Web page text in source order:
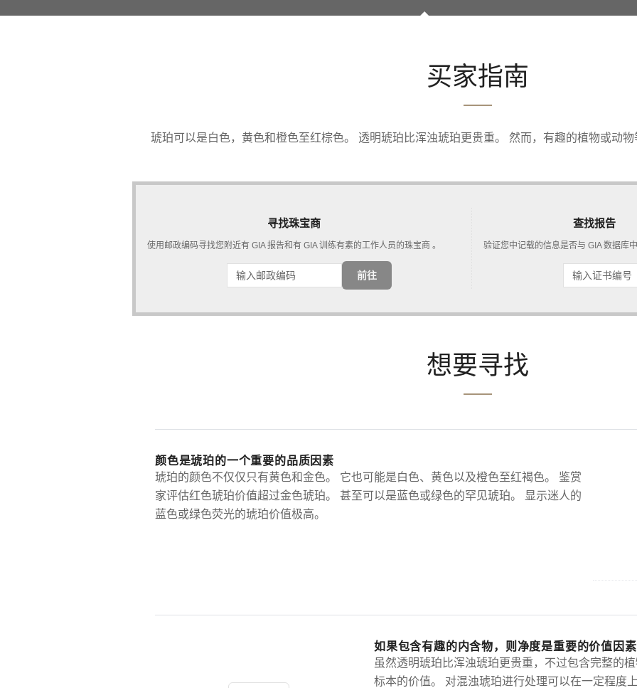
买家指南
琥珀可以是白色，黄色和橙色至红棕色。 透明琥珀比浑浊琥珀更贵重。 然而，有趣的植物或动物
寻找珠宝商
使用邮政编码寻找您附近有 GIA 报告和有 GIA 训练有素的工作人员的珠宝商 。
前往
查找报告
验证您中记载的信息是否与 GIA 数据库
想要寻找
颜色是琥珀的一个重要的品质因素
琥珀的颜色不仅仅只有黄色和金色。 它也可能是白色、黄色以及橙色至红褐色。 鉴赏
家评估红色琥珀价值超过金色琥珀。 甚至可以是蓝色或绿色的罕见琥珀。 显示迷人的
蓝色或绿色荧光的琥珀价值极高。
如果包含有趣的内含物，则净度是重要的价值因素
虽然透明琥珀比浑浊琥珀更贵重，不过包含完整的
标本的价值。 对混浊琥珀进行处理可以在一定程度